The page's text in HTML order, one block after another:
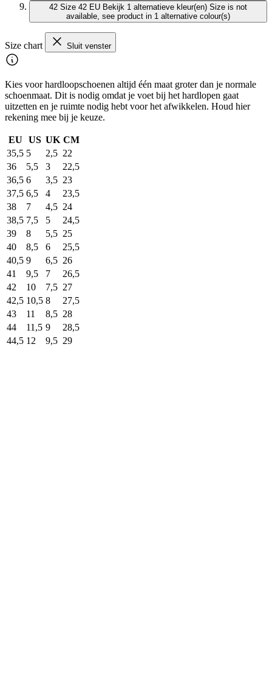
42 Size 42 EU Bekijk 1 alternatieve kleur(en) Size is not
available, see product in 1 alternative colour(s)
Size chart Sluit venster
Kies voor hardloopschoenen altijd één maat groter dan je normale
schoenmaat. Dit is nodig omdat je voet bij het hardlopen gaat
uitzetten en je ruimte nodig hebt voor het afwikkelen. Houd hier
rekening mee bij je keuze.
EU US UK CM
35,5 5 2,5 22
36
5,5 3
22,5
36,5 6 3,5 23
37,5 6,5 4
23,5
38
7 4,5 24
38,5 7,5 5
24,5
39
8 5,5 25
40
8,5 6
25,5
40,5 9 6,5 26
41
9,5 7
26,5
42
10 7,5 27
42,5 10,5 8
27,5
43
11 8,5 28
44
11,5 9
28,5
44,5 12 9,5 29